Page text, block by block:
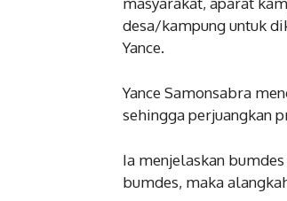
desa/kampung untuk
Yance.
Yance Samonsabra
sehingga perjuangkan
Ia menjelaskan
bumdes, maka